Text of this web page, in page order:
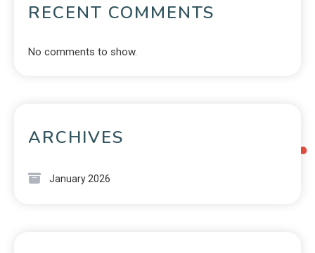
RECENT COMMENTS
No comments to show.
ARCHIVES
January 2026